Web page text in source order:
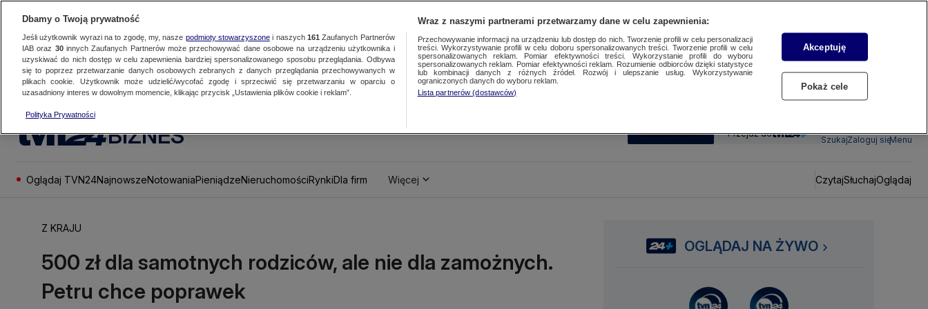
BIZNES SUBSKRYBUJ Przejdź do
SzukajZaloguj sięMenu
Oglądaj TVN24NajnowszeNotowaniaPieniądzeNieruchomościRynkiDla firm Więcej CzytajSłuchajOglądaj
Z KRAJU
500 zł dla samotnych rodziców, ale nie dla zamożnych.
Petru chce poprawek
OGLĄDAJ NA ŻYWO
Dbamy o Twoją prywatność
Jeśli użytkownik wyrazi na to zgodę, my, nasze podmioty stowarzyszonei naszych 161 Zaufanych Partnerów
IAB oraz 30innych Zaufanych Partnerów może przechowywać dane osobowe na urządzeniu użytkownika i
uzyskiwać do nich dostęp w celu zapewnienia bardziej spersonalizowanego sposobu przeglądania. Odbywa
się to poprzez przetwarzanie danych osobowych zebranych z danych przeglądania przechowywanych w
plikach cookie. Użytkownik może udzielić/wycofać zgodę i sprzeciwić się przetwarzaniu w oparciu o
uzasadniony interes w dowolnym momencie, klikając przycisk „Ustawienia plików cookie i reklam”.
Polityka Prywatności
Wraz z naszymi partnerami przetwarzamy dane w celu zapewnienia:
Przechowywanie informacji na urządzeniu lub dostęp do nich. Tworzenie profili w celu personalizacji
treści. Wykorzystywanie profili w celu doboru spersonalizowanych treści. Tworzenie profili w celu
spersonalizowanych reklam. Pomiar efektywności treści. Wykorzystanie profili do wyboru
spersonalizowanych reklam. Pomiar efektywności reklam. Rozumienie odbiorców dzięki statystyce
lub kombinacji danych z różnych źródeł. Rozwój i ulepszanie usług. Wykorzystywanie
ograniczonych danych do wyboru reklam.
Lista partnerów (dostawców)
Akceptuję
Pokaż cele